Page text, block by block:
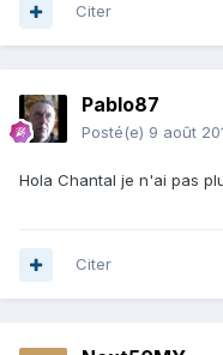
Citer
Pablo87
Posté(e) 9 août
Hola Chantal je n'ai pas
Citer